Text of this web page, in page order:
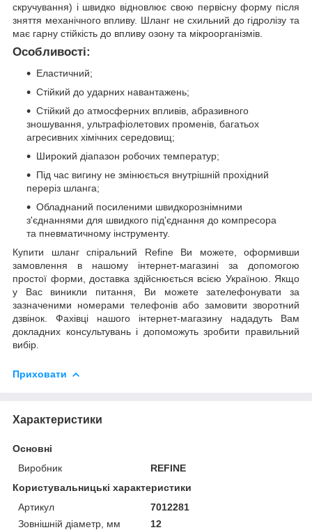
скручування) і швидко відновлює свою первісну форму після
зняття механічного впливу. Шланг не схильний до гідролізу та
має гарну стійкість до впливу озону та мікроорганізмів.
Особливості:
Еластичний;
Стійкий до ударних навантажень;
Стійкий до атмосферних впливів, абразивного
зношування, ультрафіолетових променів, багатьох
агресивних хімічних середовищ;
Широкий діапазон робочих температур;
Під час вигину не змінюється внутрішній прохідний
переріз шланга;
Обладнаний посиленими швидкорознімними
з'єднаннями для швидкого під'єднання до компресора
та пневматичному інструменту.
Купити шланг спіральний Refine Ви можете, оформивши
замовлення в нашому інтернет-магазині за допомогою
простої форми, доставка здійснюється всією Україною. Якщо
у Вас виникли питання, Ви можете зателефонувати за
зазначеними номерами телефонів або замовити зворотний
дзвінок. Фахівці нашого інтернет-магазину нададуть Вам
докладних консультувань і допоможуть зробити правильний
вибір.
Приховати
Характеристики
Основні
Виробник
REFINE
Користувальницькі характеристики
Артикул
7012281
Зовнішній діаметр, мм
12